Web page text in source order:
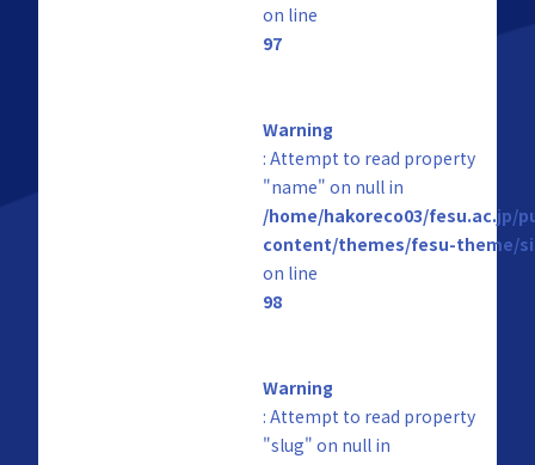
on line
97
Warning
: Attempt to read property
"name" on null in
/home/hakoreco03/fesu.ac.jp/
content/themes/fesu-theme/
on line
98
Warning
: Attempt to read property
"slug" on null in